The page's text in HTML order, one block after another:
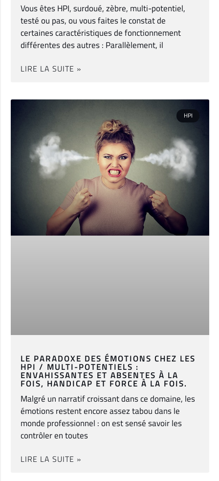
Vous êtes HPI, surdoué, zèbre, multi-potentiel,
testé ou pas, ou vous faites le constat de
certaines caractéristiques de fonctionnement
différentes des autres : Parallèlement, il
LIRE LA SUITE »
HPI
LE PARADOXE DES ÉMOTIONS CHEZ LES
HPI / MULTI-POTENTIELS :
ENVAHISSANTES ET ABSENTES À LA
FOIS, HANDICAP ET FORCE À LA FOIS.
Malgré un narratif croissant dans ce domaine, les
émotions restent encore assez tabou dans le
monde professionnel : on est sensé savoir les
contrôler en toutes
LIRE LA SUITE »